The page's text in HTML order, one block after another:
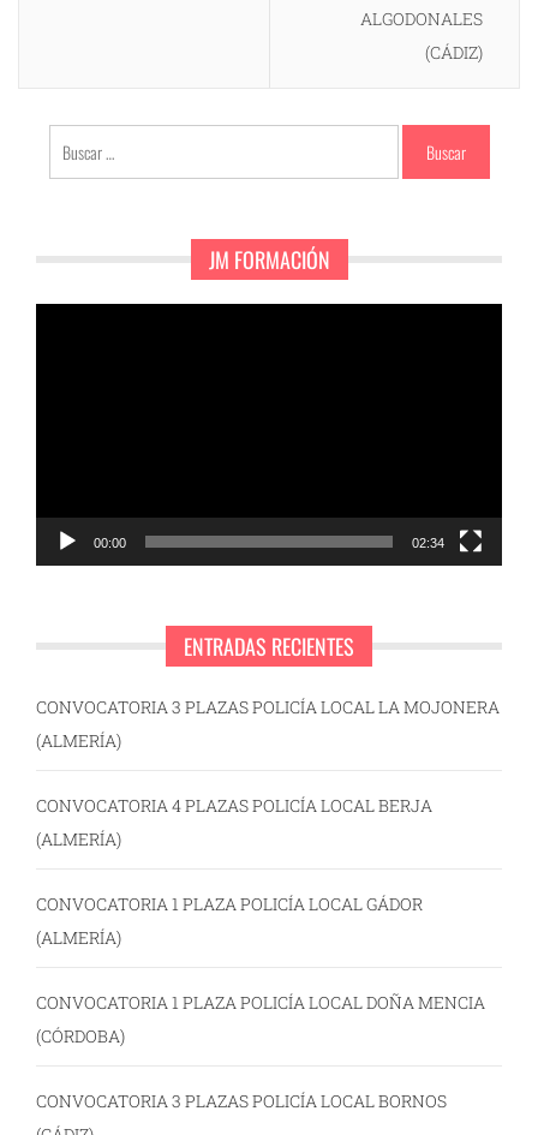
ALGODONALES
(CÁDIZ)
Buscar:
JM FORMACIÓN
00:00 02:34
ENTRADAS RECIENTES
CONVOCATORIA 3 PLAZAS POLICÍA LOCAL LA MOJONERA
(ALMERÍA)
CONVOCATORIA 4 PLAZAS POLICÍA LOCAL BERJA
(ALMERÍA)
CONVOCATORIA 1 PLAZA POLICÍA LOCAL GÁDOR
(ALMERÍA)
CONVOCATORIA 1 PLAZA POLICÍA LOCAL DOÑA MENCIA
(CÓRDOBA)
CONVOCATORIA 3 PLAZAS POLICÍA LOCAL BORNOS